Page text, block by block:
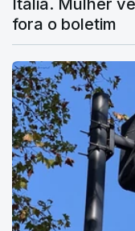
Itália. Mulher
fora o boletim